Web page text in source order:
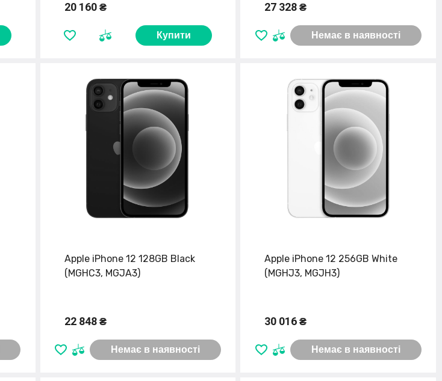
20 160 ₴
Купити
27 328 ₴
Немає в наявності
Apple iPhone 12 128GB Black
(MGHC3, MGJA3)
22 848 ₴
Немає в наявності
Apple iPhone 12 256GB White
(MGHJ3, MGJH3)
30 016 ₴
Немає в наявності